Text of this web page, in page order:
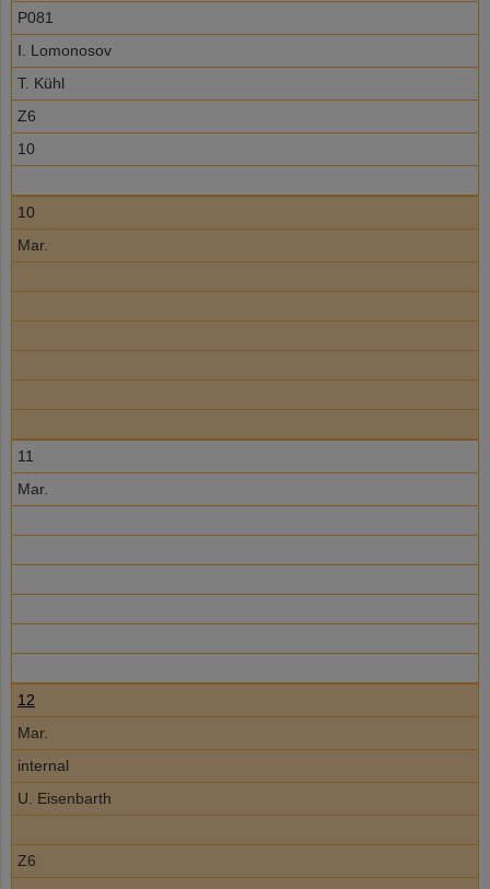
P081
I. Lomonosov
T. Kühl
Z6
10
10
Mar.
11
Mar.
12
Mar.
internal
U. Eisenbarth
Z6